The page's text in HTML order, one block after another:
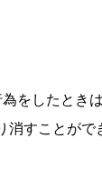
をしたとき
すことがで